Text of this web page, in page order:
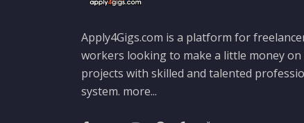
Apply4Gigs.com is a platform for
workers looking to make a little money on
projects with skilled and talented
system. more...